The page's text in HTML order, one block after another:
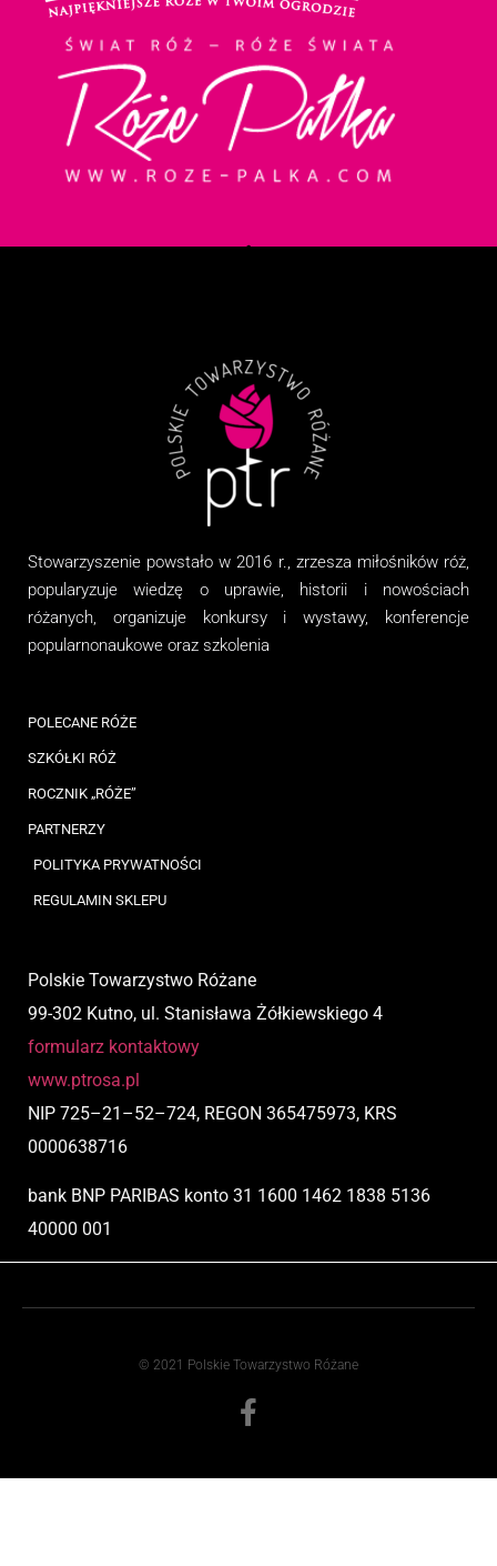
Stowarzyszenie powstało w 2016 r., zrzesza miłośników róż,
popularyzuje wiedzę o uprawie, historii i nowościach
różanych, organizujekonkursy i wystawy, konferencje
popularnonaukowe oraz szkolenia
POLECANE RÓŻE
SZKÓŁKI RÓŻ
ROCZNIK „RÓŻE”
PARTNERZY
POLITYKA PRYWATNOŚCI
REGULAMIN SKLEPU
Polskie Towarzystwo Różane
99-302 Kutno, ul. Stanisława Żółkiewskiego 4
formularz kontaktowy
www.ptrosa.pl
NIP 725–21 –52–724, REGON 365475973, KRS
0000638716
bank BNP PARIBAS konto 31 1600 1462 1838 5136
40000 001
© 2021 Polskie Towarzystwo Różane